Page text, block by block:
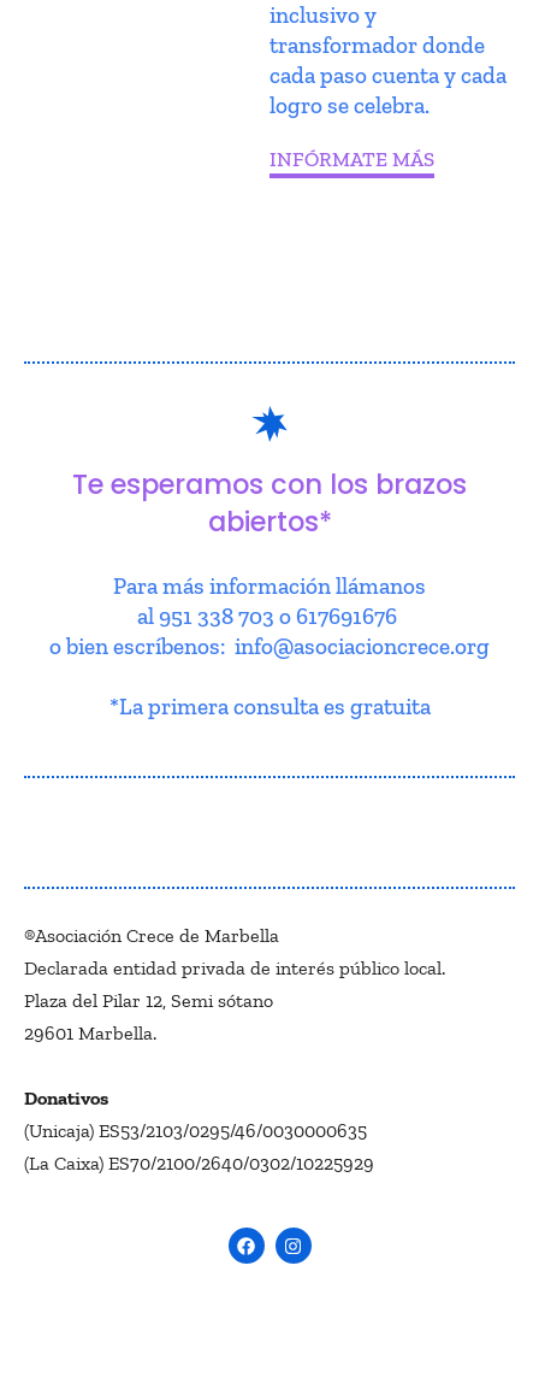
inclusivo y
transformador donde
cada paso cuenta y cada
logro se celebra.
INFÓRMATE MÁS
Te esperamos con los brazos
abiertos*
Para más información llámanos
al 951 338 703 o 617691676
o bien escríbenos: info@asociacioncrece.org
*La primera consulta es gratuita
®Asociación Crece de Marbella
Declarada entidad privada de interés público local.
Plaza del Pilar 12, Semi sótano
29601 Marbella.
Donativos
(Unicaja) ES53/2103/0295/46/0030000635
(La Caixa) ES70/2100/2640/0302/10225929